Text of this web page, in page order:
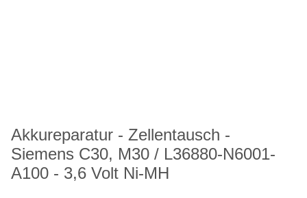
Akkureparatur - Zellentausch -
Siemens C30, M30 / L36880-N6001-
A100 - 3,6 Volt Ni-MH